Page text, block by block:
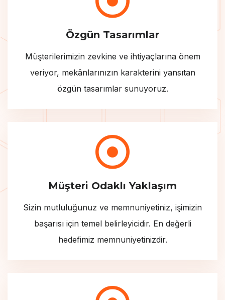
Özgün Tasarımlar
Müşterilerimizin zevkine ve ihtiyaçlarına önem
veriyor, mekânlarınızın karakterini yansıtan
özgün tasarımlar sunuyoruz.
Müşteri Odaklı Yaklaşım
Sizin mutluluğunuz ve memnuniyetiniz, işimizin
başarısı için temel belirleyicidir. En değerli
hedefimiz memnuniyetinizdir.